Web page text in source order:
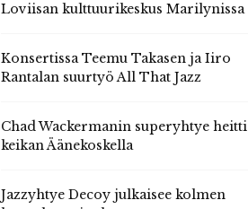
Loviisan kulttuurikeskus Marilynissa
Konsertissa Teemu Takasen ja Iiro
Rantalan suurtyö All That Jazz
Chad Wackermanin superyhtye heitti
keikan Äänekoskella
Jazzyhtye Decoy julkaisee kolmen